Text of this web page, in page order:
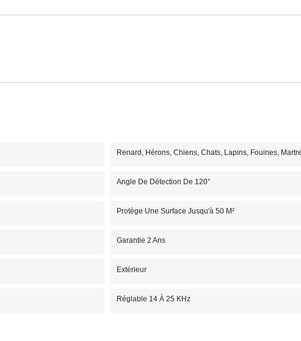
Renard, Hérons, Chiens, Chats, Lapins, Fouines,
Angle De Détection De 120°
Protège Une Surface Jusqu'à 50 M²
Garantie 2 Ans
Extérieur
Réglable 14 À 25 KHz